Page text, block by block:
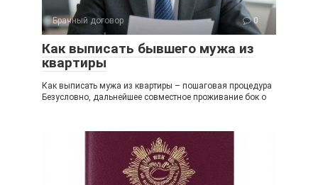
Брачный договор 0
Как выписать бывшего мужа из
квартиры
Как выписать мужа из квартиры – пошаговая процедура
Безусловно, дальнейшее совместное проживание бок о